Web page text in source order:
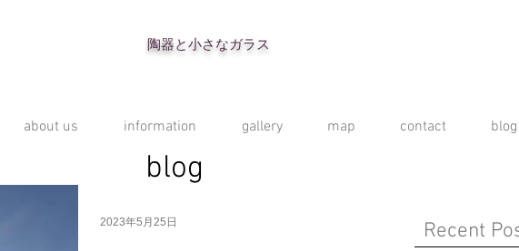
陶器と小さなガラス
about us information gallery map contact blog
2023年5月25日 Recent
blog